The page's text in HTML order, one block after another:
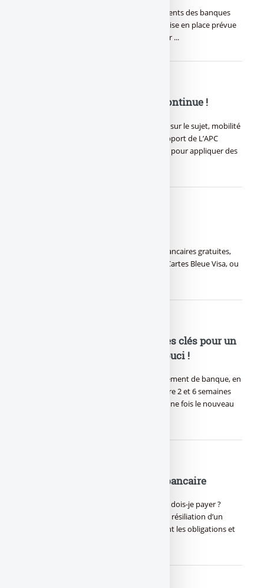
Mobilité bancaire : La charte des engagements des banques
pour faciliter le changement de banque, mise en place prévue
le 1er novembre, détail du texte en vigueur ...
Changer de banque : la galère continue !
Malgré les efforts demandés aux banques sur le sujet, mobilité
bancaire rime toujours avec galère ! Un rapport de L’APC
montre que les banques traînent les pieds pour appliquer des
Carte bancaire gratuite : Liste des cartes bancaires gratuites,
hors offres promotionnelles ponctuelles. Cartes Bleue Visa, ou
Changer de banque : Les 5 étapes clés pour un
changement de banque sans souci !
Changer de banque : Procédure de changement de banque, en
5 étapes seulement. Comptez un délai entre 2 et 6 semaines
pour un changement de banque effectif (une fois le nouveau
Les frais de clôture de compte bancaire
Frais de clôture du compte bancaire ? Que dois-je payer ?
Rien... Si vous le faîtes au bon moment ! Le résiliation d’un
compte est rarement évoquée, quelles sont les obligations et